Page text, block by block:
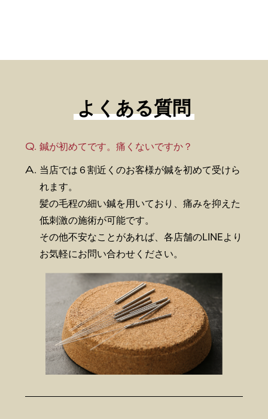
よくある質問
Q. 鍼が初めてです。痛くないですか？
A. 当店では６割近くのお客様が鍼を初めて受けら
れます。
髪の毛程の細い鍼を用いており、痛みを抑えた
低刺激の施術が可能です。
その他不安なことがあれば、各店舗のLINEより
お気軽にお問い合わせください。